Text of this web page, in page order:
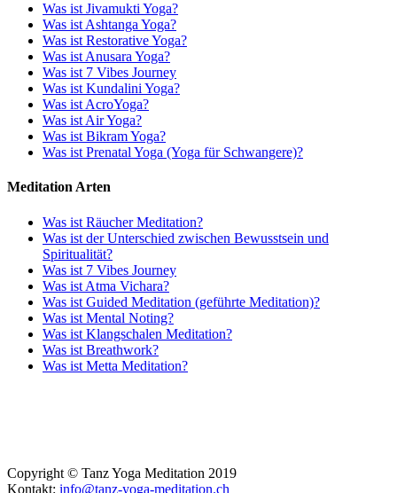
Was ist Jivamukti Yoga?
Was ist Ashtanga Yoga?
Was ist Restorative Yoga?
Was ist Anusara Yoga?
Was ist 7 Vibes Journey
Was ist Kundalini Yoga?
Was ist AcroYoga?
Was ist Air Yoga?
Was ist Bikram Yoga?
Was ist Prenatal Yoga (Yoga für Schwangere)?
Meditation Arten
Was ist Räucher Meditation?
Was ist der Unterschied zwischen Bewusstsein und
Spiritualität?
Was ist 7 Vibes Journey
Was ist Atma Vichara?
Was ist Guided Meditation (geführte Meditation)?
Was ist Mental Noting?
Was ist Klangschalen Meditation?
Was ist Breathwork?
Was ist Metta Meditation?
Copyright © Tanz Yoga Meditation 2019
Kontakt: info@tanz-yoga-meditation.ch